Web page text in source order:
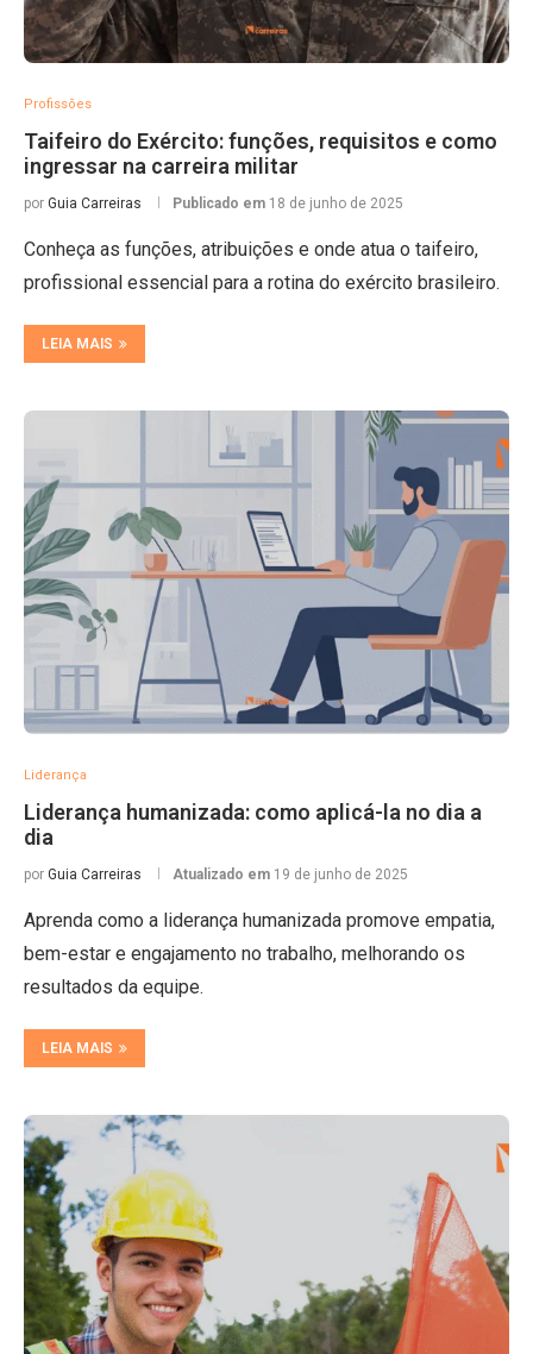
Profissões
Taifeiro do Exército: funções, requisitos e como
ingressar na carreira militar
por Guia Carreiras Publicado em 18 de junho de 2025
Conheça as funções, atribuições e onde atua o taifeiro,
profissional essencial para a rotina do exército brasileiro.
LEIA MAIS
Liderança
Liderança humanizada: como aplicá-la no dia a
dia
por Guia Carreiras Atualizado em 19 de junho de 2025
Aprenda como a liderança humanizada promove empatia,
bem-estar e engajamento no trabalho, melhorando os
resultados da equipe.
LEIA MAIS